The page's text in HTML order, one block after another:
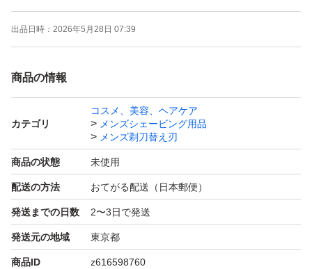
も経済的です。
ジレットフュージョンシリーズのどの本体にもお使い頂け
落札後、3日以内に発送致します。
ポスト投函となりますが、ポストに入らない場合は不在票
が入りますのでご自身で再配達をお手配下さい。
商品に問題がある場合は必ず評価前にご連絡下さい。
気持ちの良いお取引を心がけております。
出品日時： 2026年5月28日 07:39
商品の情報
カテゴリ
コスメ、美容、ヘアケア
メンズシェービング用品
メンズ剃刀替え刃
商品の状態 未使用
配送の方法 おてがる配送（日本郵便）
発送までの日数 2〜3日で発送
発送元の地域 東京都
商品ID z616598760